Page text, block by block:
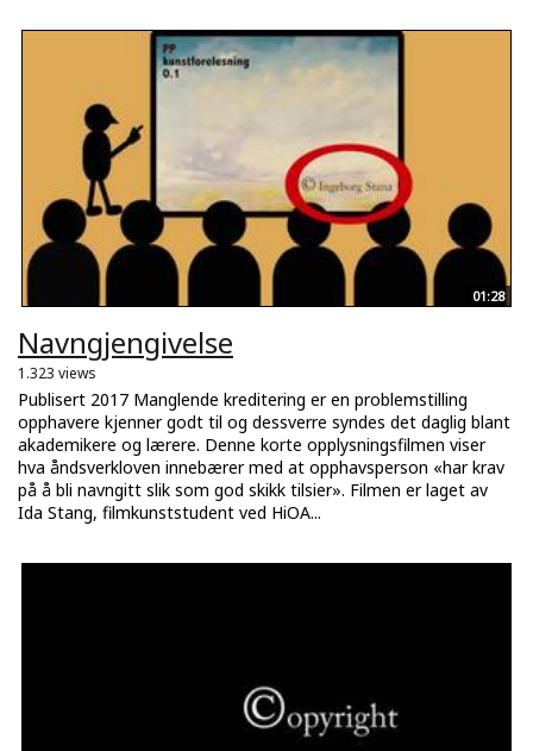
01:28
Navngjengivelse
1.323 views
Publisert 2017 Manglende kreditering er en problemstilling
opphavere kjenner godt til og dessverre syndes det daglig blant
akademikere og lærere. Denne korte opplysningsfilmen viser
hva åndsverkloven innebærer med at opphavsperson «har krav
på å bli navngitt slik som god skikk tilsier». Filmen er laget av
Ida Stang, filmkunststudent ved HiOA...